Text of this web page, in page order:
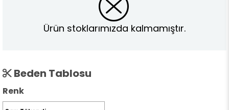
Ürün stoklarımızda kalmamıştır.
Beden Tablosu
Renk